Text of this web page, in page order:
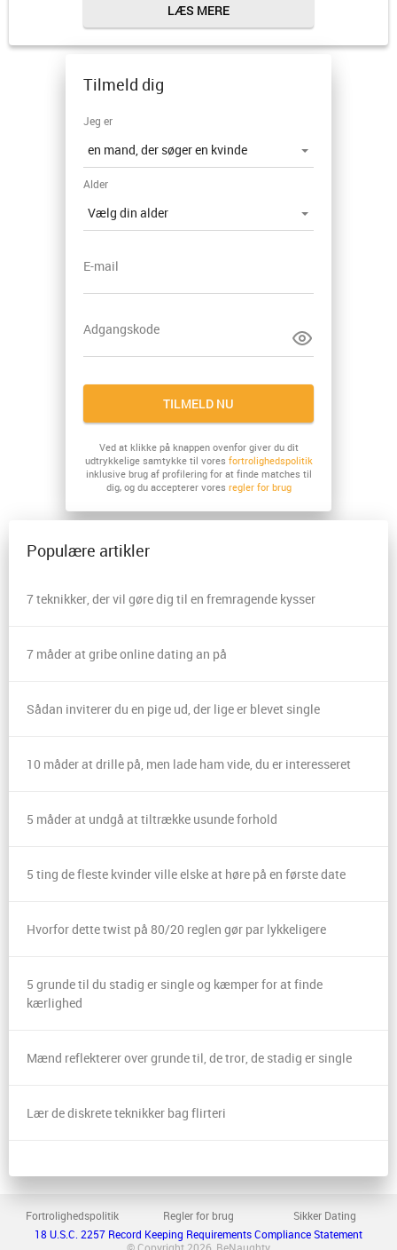
LÆS MERE
Tilmeld dig
Jeg er
Alder
E-mail
Adgangskode
TILMELD NU
Ved at klikke på knappen ovenfor giver du dit
udtrykkelige samtykke til vores fortrolighedspolitik
inklusive brug af profilering for at finde matches til
dig, og du accepterer vores regler for brug
Populære artikler
7 teknikker, der vil gøre dig til en fremragende kysser
7 måder at gribe online dating an på
Sådan inviterer du en pige ud, der lige er blevet single
10 måder at drille på, men lade ham vide, du er interesseret
5 måder at undgå at tiltrække usunde forhold
5 ting de fleste kvinder ville elske at høre på en første date
Hvorfor dette twist på 80/20 reglen gør par lykkeligere
5 grunde til du stadig er single og kæmper for at finde
kærlighed
Mænd reflekterer over grunde til, de tror, de stadig er single
Lær de diskrete teknikker bag flirteri
Fortrolighedspolitik Regler for brug
Sikker Dating
18 U.S.C. 2257 Record Keeping Requirements Compliance Statement